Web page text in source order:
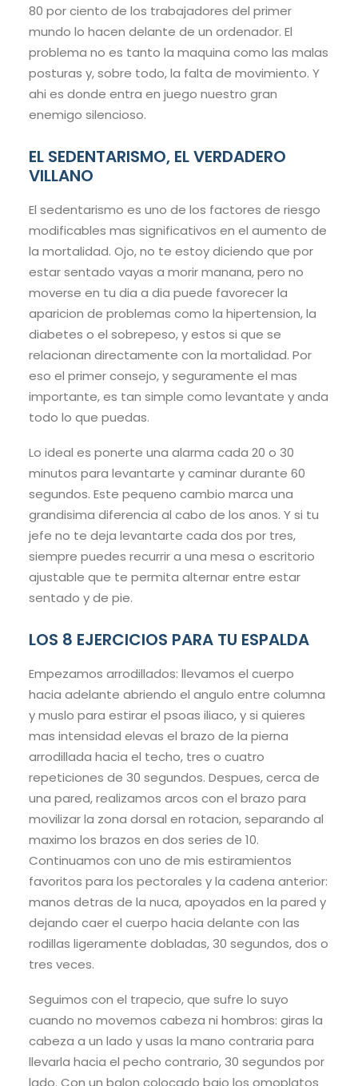
80 por ciento de los trabajadores del primer
mundo lo hacen delante de un ordenador. El
problema no es tanto la maquina como las malas
posturas y, sobre todo, la falta de movimiento. Y
ahi es donde entra en juego nuestro gran
enemigo silencioso.
EL SEDENTARISMO, EL VERDADERO
VILLANO
El sedentarismo es uno de los factores de riesgo
modificables mas significativos en el aumento de
la mortalidad. Ojo, no te estoy diciendo que por
estar sentado vayas a morir manana, pero no
moverse en tu dia a dia puede favorecer la
aparicion de problemas como la hipertension, la
diabetes o el sobrepeso, y estos si que se
relacionan directamente con la mortalidad. Por
eso el primer consejo, y seguramente el mas
importante, es tan simple como levantate y anda
todo lo que puedas.
Lo ideal es ponerte una alarma cada 20 o 30
minutos para levantarte y caminar durante 60
segundos. Este pequeno cambio marca una
grandisima diferencia al cabo de los anos. Y si tu
jefe no te deja levantarte cada dos por tres,
siempre puedes recurrir a una mesa o escritorio
ajustable que te permita alternar entre estar
sentado y de pie.
LOS 8 EJERCICIOS PARA TU ESPALDA
Empezamos arrodillados: llevamos el cuerpo
hacia adelante abriendo el angulo entre columna
y muslo para estirar el psoas iliaco, y si quieres
mas intensidad elevas el brazo de la pierna
arrodillada hacia el techo, tres o cuatro
repeticiones de 30 segundos. Despues, cerca de
una pared, realizamos arcos con el brazo para
movilizar la zona dorsal en rotacion, separando al
maximo los brazos en dos series de 10.
Continuamos con uno de mis estiramientos
favoritos para los pectorales y la cadena anterior:
manos detras de la nuca, apoyados en la pared y
dejando caer el cuerpo hacia delante con las
rodillas ligeramente dobladas, 30 segundos, dos o
tres veces.
Seguimos con el trapecio, que sufre lo suyo
cuando no movemos cabeza ni hombros: giras la
cabeza a un lado y usas la mano contraria para
llevarla hacia el pecho contrario, 30 segundos por